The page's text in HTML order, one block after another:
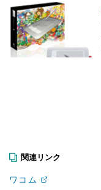
関連リンク
ワコム